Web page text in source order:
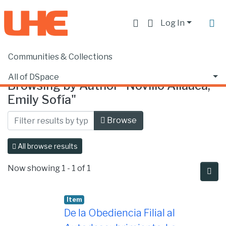
Log In
Communities & Collections
All of DSpace
Home Browse by Author
Browsing by Author "Novillo Allauca,
Emily Sofía"
Browse
All browse results
Now showing 1 - 1 of 1
Item
De la Obediencia Filial al